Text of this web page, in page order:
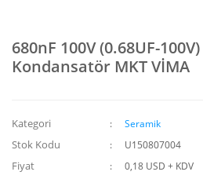
680nF 100V (0.68UF-
Kondansatör MKT VİMA
Kategori Seramik
Stok Kodu U150807004
Fiyat
0,18 USD + KDV